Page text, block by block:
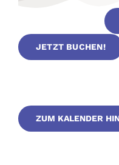
JETZT BUCHEN!
ZUM KALENDER